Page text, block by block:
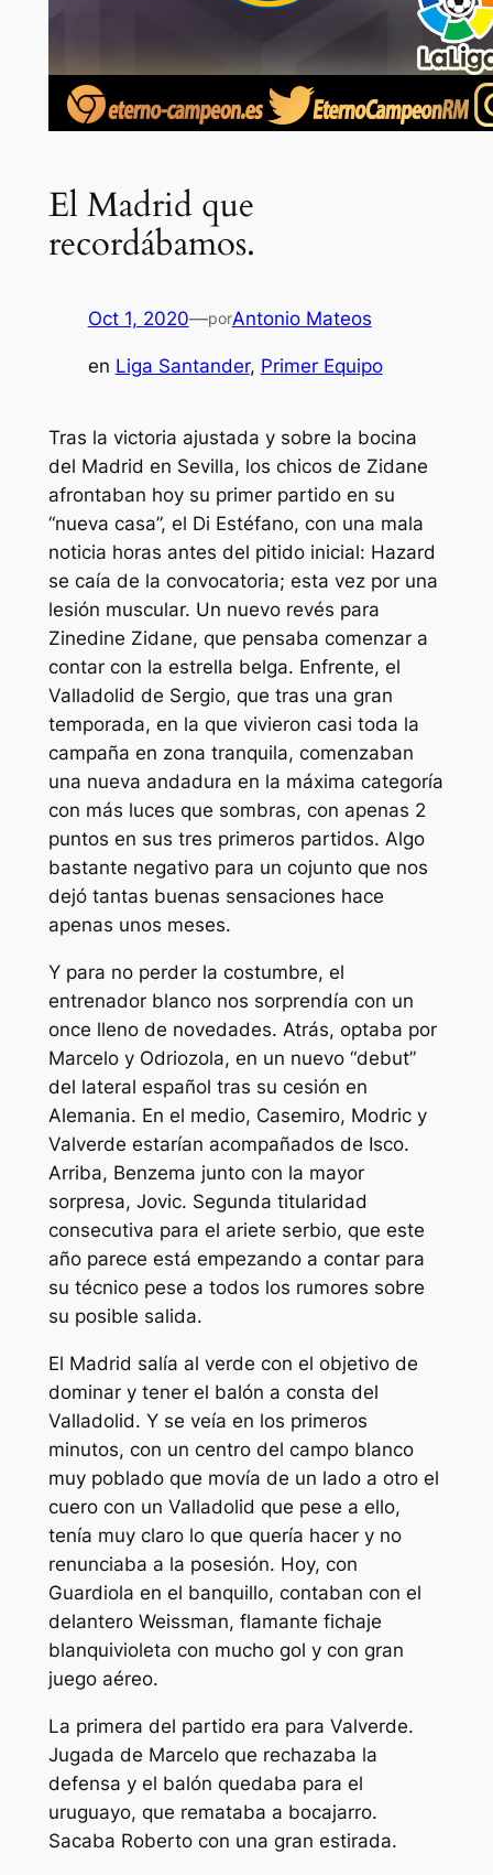
El Madrid que
recordábamos.
Oct 1, 2020—porAntonio Mateos
en Liga Santander, Primer Equipo
Tras la victoria ajustada y sobre la bocina
del Madrid en Sevilla, los chicos de Zidane
afrontaban hoy su primer partido en su
“nueva casa”, el Di Estéfano, con una mala
noticia horas antes del pitido inicial: Hazard
se caía de la convocatoria; esta vez por una
lesión muscular. Un nuevo revés para
Zinedine Zidane, que pensaba comenzar a
contar con la estrella belga. Enfrente, el
Valladolid de Sergio, que tras una gran
temporada, en la que vivieron casi toda la
campaña en zona tranquila, comenzaban
una nueva andadura en la máxima categoría
con más luces que sombras, con apenas 2
puntos en sus tres primeros partidos. Algo
bastante negativo para un cojunto que nos
dejó tantas buenas sensaciones hace
apenas unos meses.
Y para no perder la costumbre, el
entrenador blanco nos sorprendía con un
once lleno de novedades. Atrás, optaba por
Marcelo y Odriozola, en un nuevo “debut”
del lateral español tras su cesión en
Alemania. En el medio, Casemiro, Modric y
Valverde estarían acompañados de Isco.
Arriba, Benzema junto con la mayor
sorpresa, Jovic. Segunda titularidad
consecutiva para el ariete serbio, que este
año parece está empezando a contar para
su técnico pese a todos los rumores sobre
su posible salida.
El Madrid salía al verde con el objetivo de
dominar y tener el balón a consta del
Valladolid. Y se veía en los primeros
minutos, con un centro del campo blanco
muy poblado que movía de un lado a otro el
cuero con un Valladolid que pese a ello,
tenía muy claro lo que quería hacer y no
renunciaba a la posesión. Hoy, con
Guardiola en el banquillo, contaban con el
delantero Weissman, flamante fichaje
blanquivioleta con mucho gol y con gran
juego aéreo.
La primera del partido era para Valverde.
Jugada de Marcelo que rechazaba la
defensa y el balón quedaba para el
uruguayo, que remataba a bocajarro.
Sacaba Roberto con una gran estirada.